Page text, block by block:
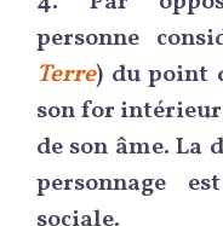
personne
Terre) du point
son for
de son âme.
personnage